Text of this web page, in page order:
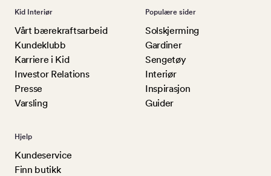
Kid Interiør
Vårt bærekraftsarbeid
Kundeklubb
Karriere i Kid
Investor Relations
Presse
Varsling
Populære sider
Solskjerming
Gardiner
Sengetøy
Interiør
Inspirasjon
Guider
Hjelp
Kundeservice
Finn butikk